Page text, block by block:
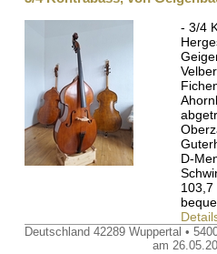
- 3/4
D-
103,7
Deutschland 42289 Wuppertal •
am